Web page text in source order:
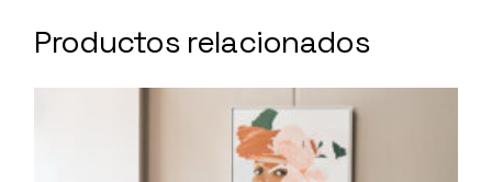
Productos relacionados